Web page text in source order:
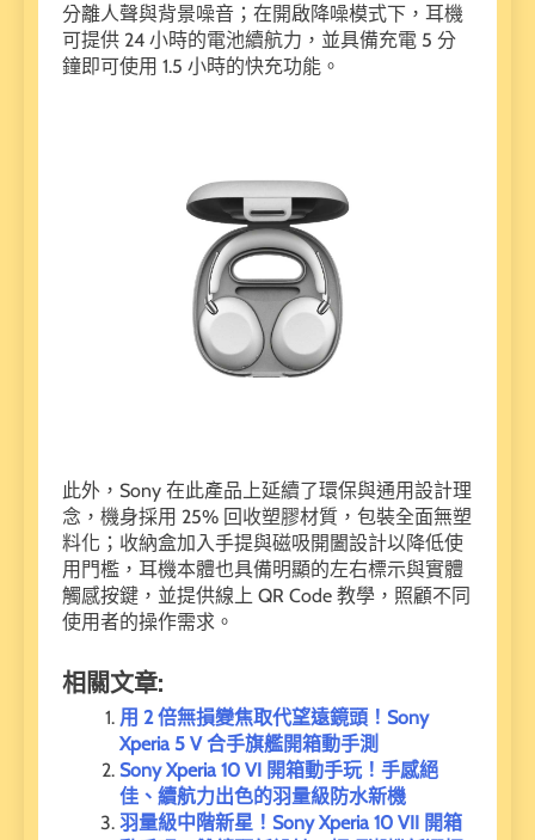
分離人聲與背景噪音；在開啟降噪模式下，耳機
可提供 24 小時的電池續航力，並具備充電 5 分
鐘即可使用 1.5 小時的快充功能。
此外，Sony 在此產品上延續了環保與通用設計理
念，機身採用 25% 回收塑膠材質，包裝全面無塑
料化；收納盒加入手提與磁吸開闔設計以降低使
用門檻，耳機本體也具備明顯的左右標示與實體
觸感按鍵，並提供線上 QR Code 教學，照顧不同
使用者的操作需求。
相關文章:
用 2 倍無損變焦取代望遠鏡頭！Sony
Xperia 5 V 合手旗艦開箱動手測
Sony Xperia 10 VI 開箱動手玩！手感絕
佳、續航力出色的羽量級防水新機
羽量級中階新星！Sony Xperia 10 VII 開箱